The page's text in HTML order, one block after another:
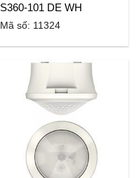
S360-101 DE WH
Mã số: 11324